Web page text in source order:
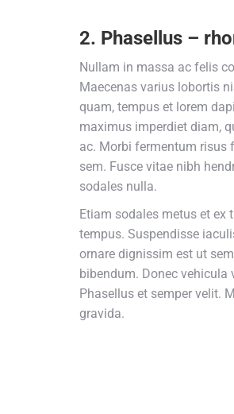
2. Phasellus –
Nullam in massa ac felis
Maecenas varius lobortis
quam, tempus et lorem
maximus imperdiet diam,
ac. Morbi fermentum risus
sem. Fusce vitae nibh
sodales nulla.
Etiam sodales metus et ex
tempus. Suspendisse
ornare dignissim est ut
bibendum. Donec
Phasellus et semper velit.
gravida.